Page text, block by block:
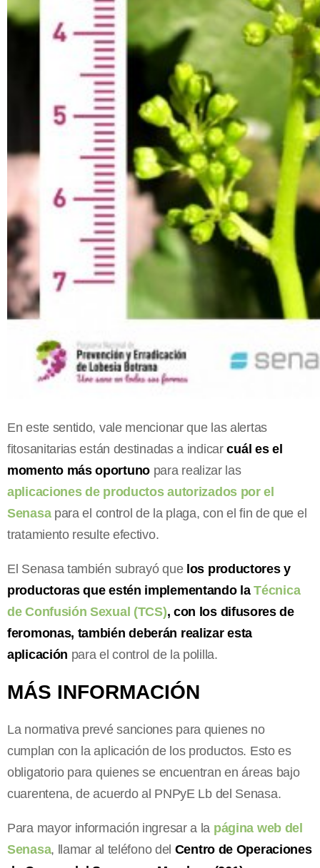
En este sentido, vale mencionar que las alertas
fitosanitarias están destinadas a indicarcuál es el
momento más oportuno para realizar las
aplicaciones de productos autorizados por el
Senasapara el control de la plaga, con el fin de que el
tratamiento resulte efectivo.
El Senasa también subrayó que los productores y
productoras que estén implementando laTécnica
de Confusión Sexual (TCS), con los difusores de
feromonas, también deberán realizar esta
aplicación para el control de la polilla.
MÁS INFORMACIÓN
La normativa prevé sanciones para quienes no
cumplan con la aplicación de los productos. Esto es
obligatorio para quienes se encuentran en áreas bajo
cuarentena, de acuerdo al PNPyE Lb del Senasa.
Para mayor información ingresar a la página web del
Senasa, llamar al teléfono del Centro de Operaciones